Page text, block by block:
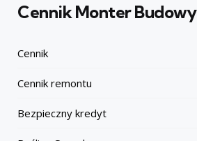
Cennik Monter Budowy
Cennik
Cennik remontu
Bezpieczny kredyt